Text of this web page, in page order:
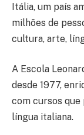
Itália, um país
milhões de
cultura, arte,
A Escola
desde 1977,
com cursos que
língua italiana.